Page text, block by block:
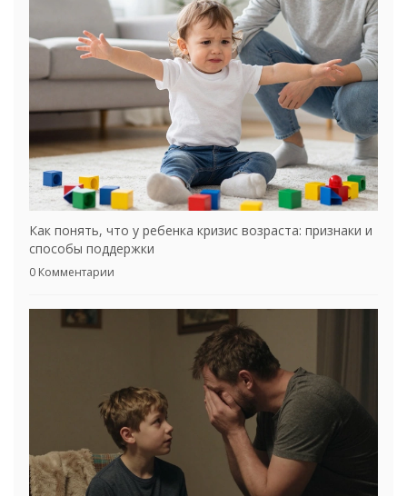
Как понять, что у ребенка кризис возраста: признаки и
способы поддержки
0 Комментарии